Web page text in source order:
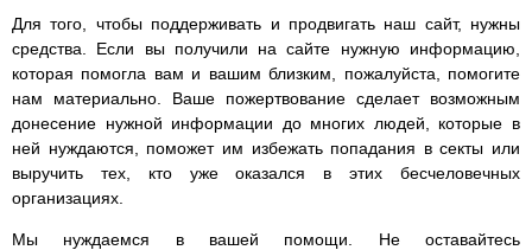
Для того, чтобы поддерживать и продвигать наш сайт, нужны
средства. Если вы получили на сайте нужную информацию,
которая помогла вам и вашим близким, пожалуйста, помогите
нам материально. Ваше пожертвование сделает возможным
донесение нужной информации до многих людей, которые в
ней нуждаются, поможет им избежать попадания в секты или
выручить тех, кто уже оказался в этих бесчеловечных
организациях.
Мы нуждаемся в вашей помощи. Не оставайтесь